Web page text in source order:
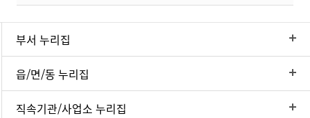
부서 누리집
읍/면/동 누리집
직속기관/사업소 누리집